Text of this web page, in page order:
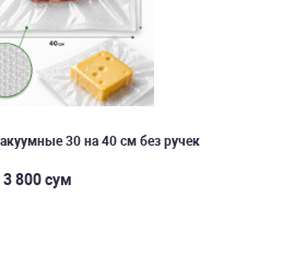
30 на 40 см без ручек
3 800 сум